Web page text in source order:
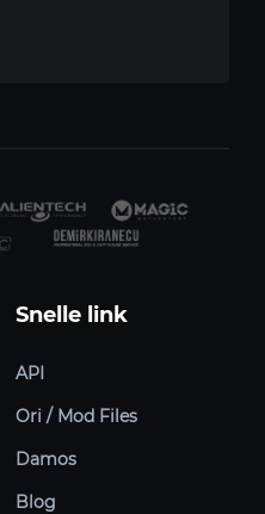
Snelle link
API
Ori / Mod Files
Damos
Blog